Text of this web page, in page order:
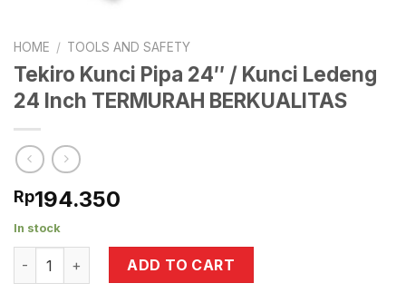
HOME / TOOLS AND SAFETY
Tekiro Kunci Pipa 24″ / Kunci Ledeng
24 Inch TERMURAH BERKUALITAS
Rp194.350
In stock
Tekiro Kunci Pipa 24" / Kunci Ledeng 24 Inch TERMURAH
ADD TO CART